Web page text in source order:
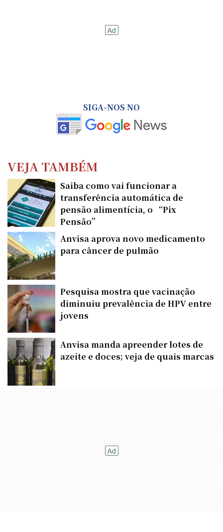
SIGA-NOS NO
VEJA TAMBÉM
Saiba como vai funcionar a
transferência automática de
pensão alimentícia, o “Pix
Pensão”
Anvisa aprova novo medicamento
para câncer de pulmão
Pesquisa mostra que vacinação
diminuiu prevalência de HPV entre
jovens
Anvisa manda apreender lotes de
azeite e doces; veja de quais marcas